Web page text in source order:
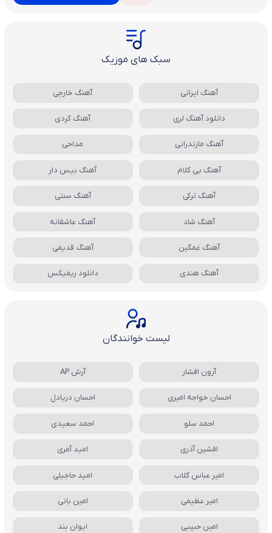
سبک های موزیک
آهنگ ایرانی آهنگ خارجی
دانلود آهنگ لری آهنگ کردی
آهنگ مازندرانی مداحی
آهنگ بی کلام آهنگ بیس دار
آهنگ ترکی آهنگ سنتی
آهنگ شاد آهنگ عاشقانه
آهنگ غمگین آهنگ قدیمی
آهنگ هندی دانلود ریمیکس
لیست خوانندگان
آرون افشار آرش AP
احسان خواجه امیری احسان دریادل
احمد سلو احمد سعیدی
افشین آذری امید آمری
امیر عباس گلاب امید حاجیلی
امیر عظیمی امین بانی
امین حبیبی ایوان بند